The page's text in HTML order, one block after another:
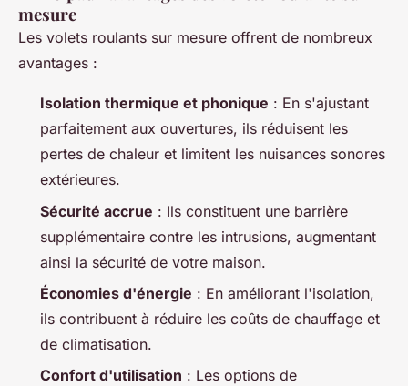
mesure
Les volets roulants sur mesure offrent de nombreux
avantages :
Isolation thermique et phonique : En s'ajustant
parfaitement aux ouvertures, ils réduisent les
pertes de chaleur et limitent les nuisances sonores
extérieures.
Sécurité accrue : Ils constituent une barrière
supplémentaire contre les intrusions, augmentant
ainsi la sécurité de votre maison.
Économies d'énergie : En améliorant l'isolation,
ils contribuent à réduire les coûts de chauffage et
de climatisation.
Confort d'utilisation : Les options de